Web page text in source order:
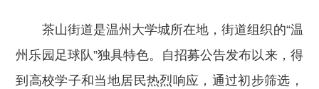
茶山街道是温州大学城所在地，街道组织的“温
州乐园足球队”独具特色。自招募公告发布以来，得
到高校学子和当地居民热烈响应，通过初步筛选，